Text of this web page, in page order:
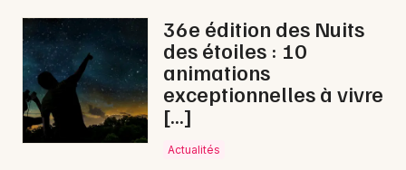
Sports
Soirées
Sorties famille
Paris
Strasbourg
Toulouse
Toutes les villes
36e édition des Nuits
des étoiles : 10
animations
exceptionnelles à vivre
[…]
Actualités